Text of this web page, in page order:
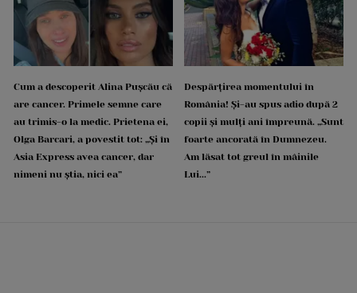
Cum a descoperit Alina Pușcău că
are cancer. Primele semne care
au trimis-o la medic. Prietena ei,
Olga Barcari, a povestit tot: „Și în
Asia Express avea cancer, dar
nimeni nu știa, nici ea”
Despărțirea momentului în
România! Și-au spus adio după 2
copii și mulți ani împreună. „Sunt
foarte ancorată în Dumnezeu.
Am lăsat tot greul în mâinile
Lui...”